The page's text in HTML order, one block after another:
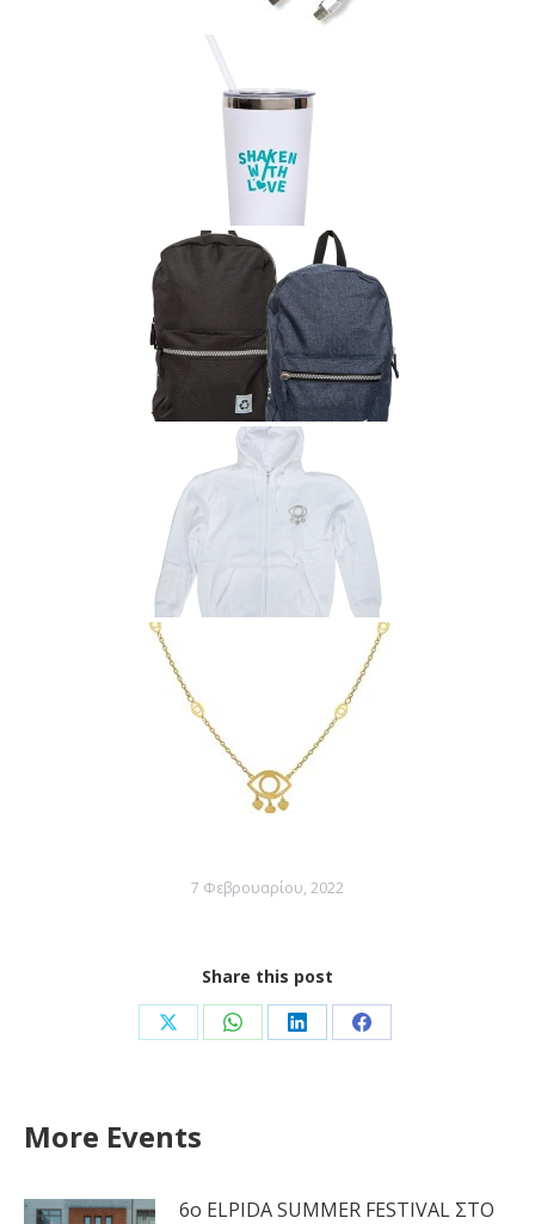
7 Φεβρουαρίου, 2022
Share this post
Share Share Share Share
More Events
6ο ELPIDA SUMMER FESTIVAL ΣΤΟ